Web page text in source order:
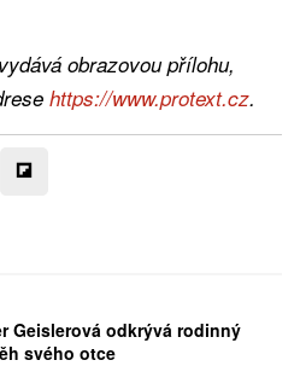
obrazovou přílohu,
https://www.protext.cz.
Geislerová odkrývá rodinný
svého otce